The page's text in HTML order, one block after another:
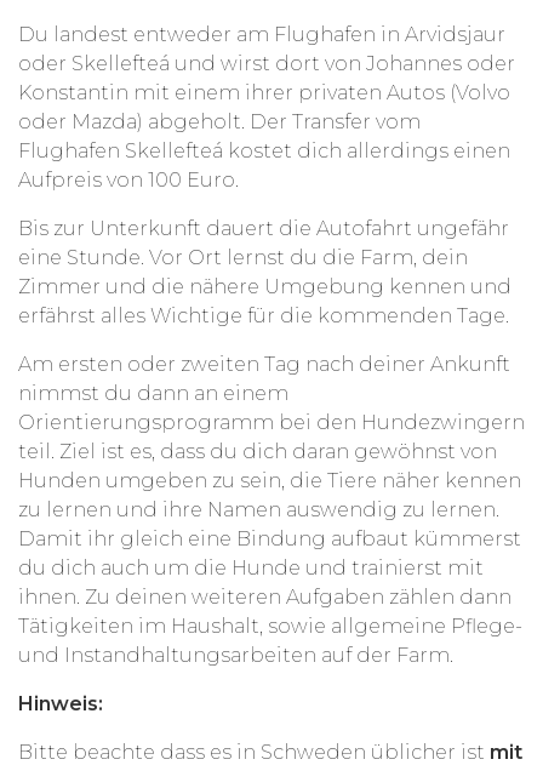
Du landest entweder am Flughafen in Arvidsjaur
oder Skellefteá und wirst dort von Johannes oder
Konstantin mit einem ihrer privaten Autos (Volvo
oder Mazda) abgeholt. Der Transfer vom
Flughafen Skellefteá kostet dich allerdings einen
Aufpreis von 100 Euro.
Bis zur Unterkunft dauert die Autofahrt ungefähr
eine Stunde. Vor Ort lernst du die Farm, dein
Zimmer und die nähere Umgebung kennen und
erfährst alles Wichtige für die kommenden Tage.
Am ersten oder zweiten Tag nach deiner Ankunft
nimmst du dann an einem
Orientierungsprogramm bei den Hundezwingern
teil. Ziel ist es, dass du dich daran gewöhnst von
Hunden umgeben zu sein, die Tiere näher kennen
zu lernen und ihre Namen auswendig zu lernen.
Damit ihr gleich eine Bindung aufbaut kümmerst
du dich auch um die Hunde und trainierst mit
ihnen. Zu deinen weiteren Aufgaben zählen dann
Tätigkeiten im Haushalt, sowie allgemeine Pflege-
und Instandhaltungsarbeiten auf der Farm.
Hinweis:
Bitte beachte dass es in Schweden üblicher ist mit